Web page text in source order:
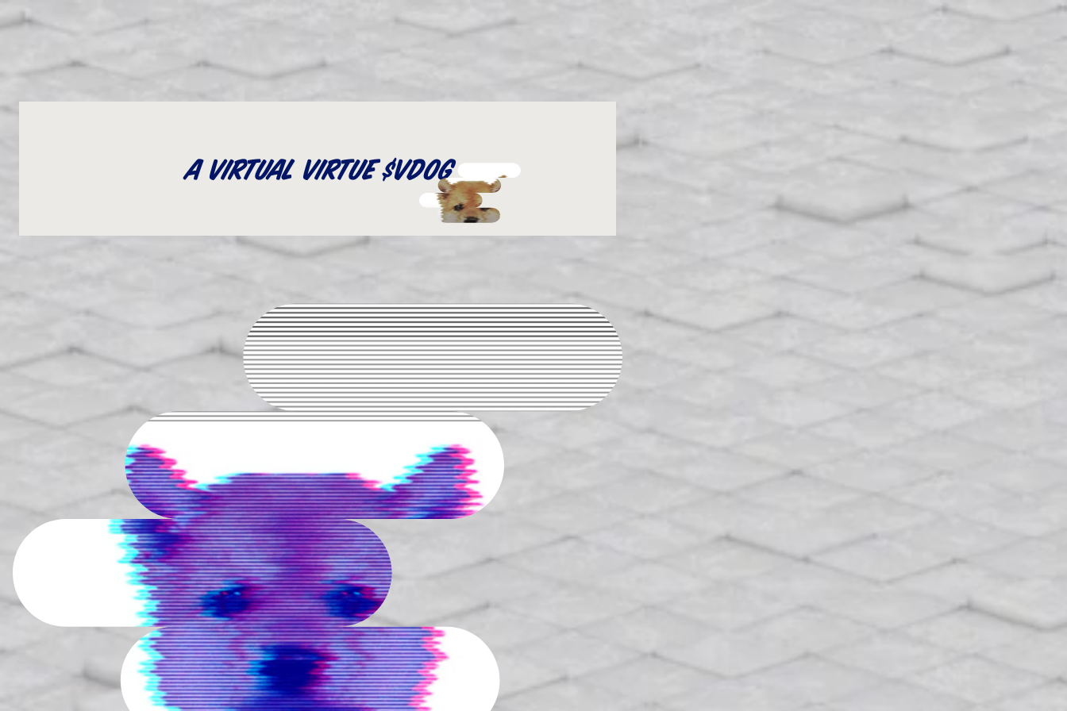
A Virtual Virtue $VDOg